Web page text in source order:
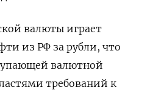
валюты играет
из РФ за рубли, что
валютной
требований к